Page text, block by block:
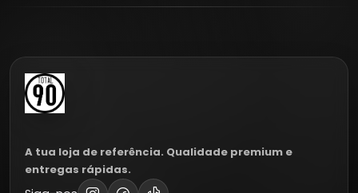
A tua loja de referência. Qualidade premium e
entregas rápidas.